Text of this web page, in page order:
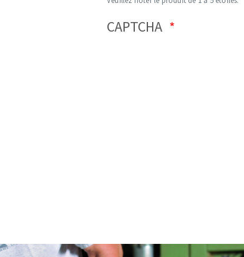
CAPTCHA